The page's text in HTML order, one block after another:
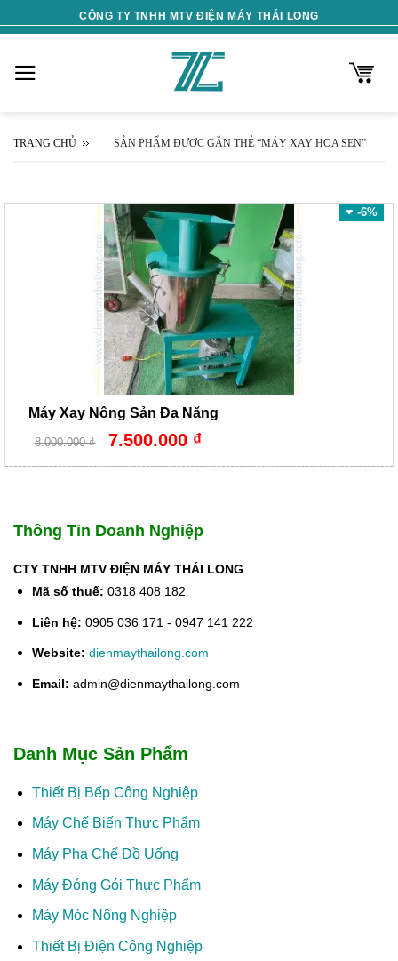
to
CÔNG TY TNHH MTV ĐIỆN MÁY THÁI LONG
TRANG CHỦ SẢN PHẨM ĐƯỢC GẮN THẺ “MÁY XAY HOA SEN”
-6%
Máy Xay Nông Sản Đa Năng
8.000.000₫
Giá
gốc
8.000.000 ₫.
7.500.000 ₫Giá
hiện
là:
Thông Tin Doanh Nghiệp
CTY TNHH MTV ĐIỆN MÁY THÁI LONG
Mã số thuế: 0318 408 182
Liên hệ: 0905 036 171 - 0947 141 222
Website: dienmaythailong.com
Email: admin@dienmaythailong.com
Danh Mục Sản Phẩm
Thiết Bị Bếp Công Nghiệp
Máy Chế Biến Thực Phẩm
Máy Pha Chế Đồ Uống
Máy Đóng Gói Thực Phẩm
Máy Móc Nông Nghiệp
Thiết Bị Điện Công Nghiệp